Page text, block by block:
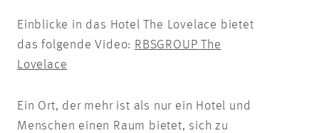
Einblicke in das Hotel The Lovelace bietet
das folgende Video: RBSGROUP The
Lovelace
Ein Ort, der mehr ist als nur ein Hotel und
Menschen einen Raum bietet, sich zu